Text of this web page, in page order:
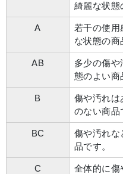
綺麗な状態
A
若干の使
な状態の商
AB
多少の傷
態のよい商
B
傷や汚れは
のない商品
BC
傷や汚れな
品です。
C
全体的に傷